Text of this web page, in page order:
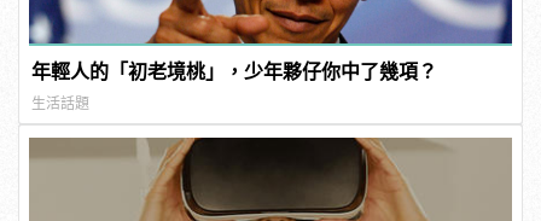
年輕人的「初老境桃」，少年夥仔你中了幾項？
生活話題